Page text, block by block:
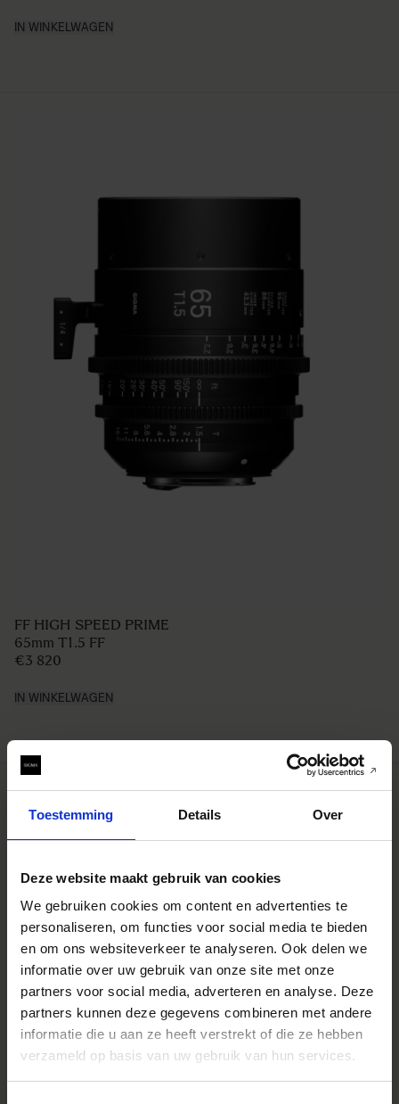
Toestemming Details Over
Deze website maakt gebruik van cookies
We gebruiken cookies om content en advertenties te
personaliseren, om functies voor social media te bieden
en om ons websiteverkeer te analyseren. Ook delen we
informatie over uw gebruik van onze site met onze
partners voor social media, adverteren en analyse. Deze
partners kunnen deze gegevens combineren met andere
informatie die u aan ze heeft verstrekt of die ze hebben
verzameld op basis van uw gebruik van hun services.
IN WINKELWAGEN
FF HIGH SPEED PRIME
65mm T1.5 FF
€3 820
IN WINKELWAGEN
HIGH SPEED ZOOM
18-35mm T2